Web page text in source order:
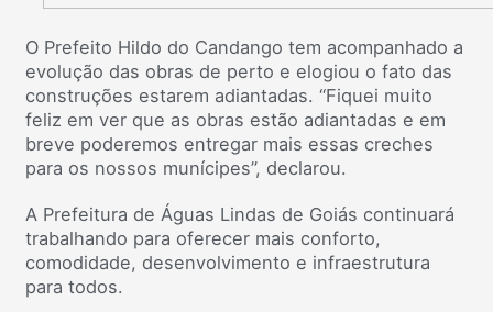
O Prefeito Hildo do Candango tem acompanhado a
evolução das obras de perto e elogiou o fato das
construções estarem adiantadas. “Fiquei muito
feliz em ver que as obras estão adiantadas e em
breve poderemos entregar mais essas creches
para os nossos munícipes”, declarou.
A Prefeitura de Águas Lindas de Goiás continuará
trabalhando para oferecer mais conforto,
comodidade, desenvolvimento e infraestrutura
para todos.